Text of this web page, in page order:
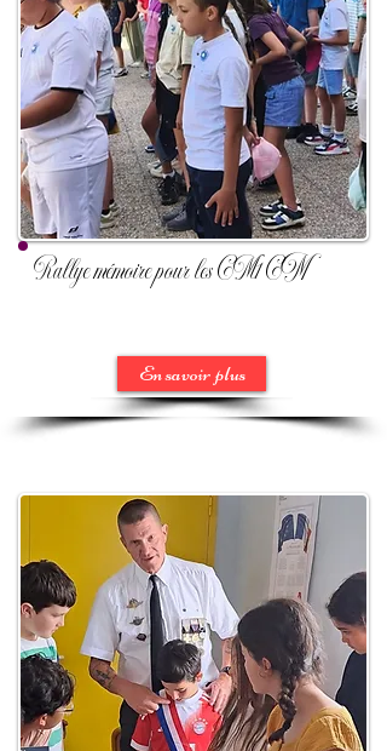
Rallye mémoire pour les CM1 CM2
En savoir plus